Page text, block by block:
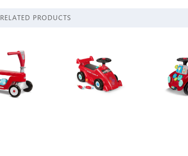
RELATED PRODUCTS